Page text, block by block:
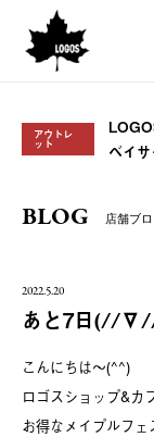
アウトレ
ット
ベイ
BLOG 店舗ブ
2022.5.20
あと7日(//
こんにちは〜(^^)
ロゴスショップ&カ
お得なメイプルフ